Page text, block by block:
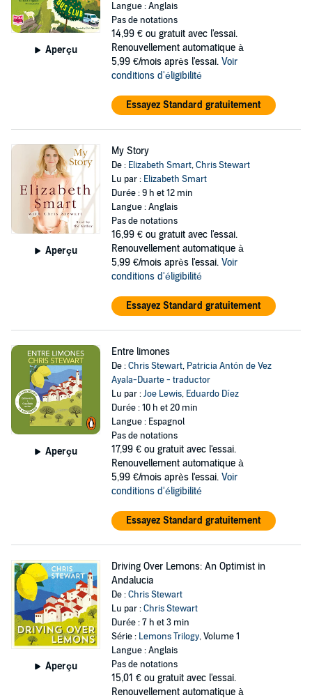
Aperçu
Langue : Anglais
Pas de notations
14,99 € ou gratuit avec l'essai.
Renouvellement automatique à
5,99 €/mois après l'essai. Voir
conditions d'éligibilité
Essayez Standard gratuitement
Aperçu
My Story
De : Elizabeth Smart,Chris Stewart
Lu par : Elizabeth Smart
Durée : 9 h et 12 min
Langue : Anglais
Pas de notations
16,99 € ou gratuit avec l'essai.
Renouvellement automatique à
5,99 €/mois après l'essai. Voir
conditions d'éligibilité
Essayez Standard gratuitement
Aperçu
Entre limones
De :Chris Stewart, Patricia Antón de Vez
Ayala-Duarte - traductor
Lu par :Joe Lewis, Eduardo Díez
Durée : 10 h et 20 min
Langue : Espagnol
Pas de notations
17,99 € ou gratuit avec l'essai.
Renouvellement automatique à
5,99 €/mois après l'essai. Voir
conditions d'éligibilité
Essayez Standard gratuitement
Aperçu
Driving Over Lemons: An Optimist in
Andalucia
De :Chris Stewart
Lu par :Chris Stewart
Durée : 7 h et 3 min
Série : Lemons Trilogy, Volume 1
Langue : Anglais
Pas de notations
15,01 € ou gratuit avec l'essai.
Renouvellement automatique à